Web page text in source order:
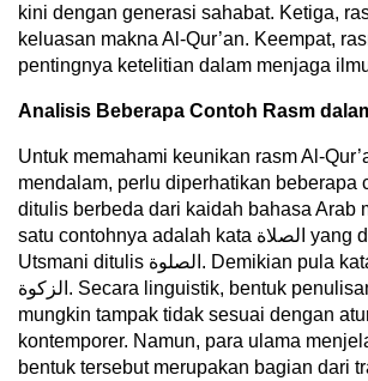
kini dengan generasi sahabat. Ketiga,
keluasan makna Al-Qur’an. Keempat,
pentingnya ketelitian dalam menjaga
Analisis Beberapa Contoh Rasm
Untuk memahami keunikan rasm Al-
mendalam, perlu diperhatikan beberapa
ditulis berbeda dari kaidah bahasa Arab
satu contohnya adalah kata الصلاة yang dalam Mushaf
Utsmani ditulis الصلوة. Demikian pula kata الزكاة ditulis
الزكوة. Secara linguistik, bentuk penulisan tersebut
mungkin tampak tidak sesuai dengan
kontemporer. Namun, para ulama
bentuk tersebut merupakan bagian dari